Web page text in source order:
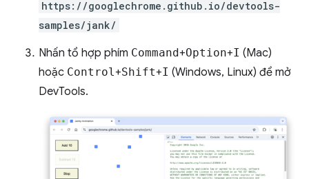
https://googlechrome.github.io/devtools-
samples/jank/
Nhấn tổ hợp phím Command+Option+I (Mac)
hoặc Control+Shift+I (Windows, Linux) để mở
DevTools.